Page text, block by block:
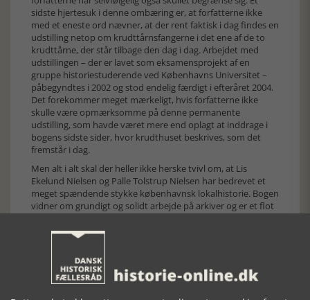
sidste hjertesuk i denne ombæring er, at forfatterne ikke
med et eneste ord nævner, at der rent faktisk i dag findes en
udstilling netop om krudttårnsfangerne i det ene af de to
krudttårne, der står tilbage den dag i dag. Arbejdet med
udstillingen – der er lavet som eksamensprojekt af en
gruppe historiestuderende ved Københavns Universitet –
påbegyndtes i 2002 og stod endelig færdigt i efteråret 2004.
Det forekommer meget mærkeligt, hvis forfatterne ikke
skulle være opmærksomme på denne permanente
udstilling, som havde været mere end oplagt at inddrage i
bogens sidste sider, hvor krudthuset beskrives, som det
fremstår i dag.
Men alt i alt skal der heller ikke herske tvivl om, at Lis
Ekelund Nielsen og Palle Tolstrup Nielsen har bedrevet et
meget spændende stykke københavnsk lokalhistorie. Bogen
vidner om grundigt og solidt arbejde på arkiver og er et flot